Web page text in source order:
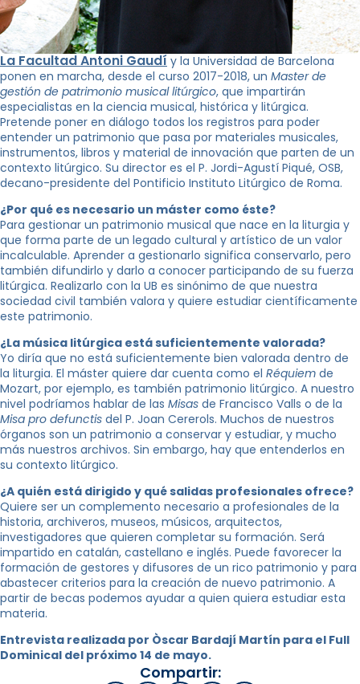
La Facultad Antoni Gaudí y la Universidad de Barcelona
ponen en marcha, desde el curso 2017-2018, un Master de
gestión de patrimonio musical litúrgico, que impartirán
especialistas en la ciencia musical, histórica y litúrgica.
Pretende poner en diálogo todos los registros para poder
entender un patrimonio que pasa por materiales musicales,
instrumentos, libros y material de innovación que parten de un
contexto litúrgico. Su director es el P. Jordi-Agustí Piqué, OSB,
decano-presidente del Pontificio Instituto Litúrgico de Roma.
¿Por qué es necesario un máster como éste?
Para gestionar un patrimonio musical que nace en la liturgia y
que forma parte de un legado cultural y artístico de un valor
incalculable. Aprender a gestionarlo significa conservarlo, pero
también difundirlo y darlo a conocer participando de su fuerza
litúrgica. Realizarlo con la UB es sinónimo de que nuestra
sociedad civil también valora y quiere estudiar científicamente
este patrimonio.
¿La música litúrgica está suficientemente valorada?
Yo diría que no está suficientemente bien valorada dentro de
la liturgia. El máster quiere dar cuenta como el Réquiem de
Mozart, por ejemplo, es también patrimonio litúrgico. A nuestro
nivel podríamos hablar de las Misas de Francisco Valls o de la
Misa pro defunctis del P. Joan Cererols. Muchos de nuestros
órganos son un patrimonio a conservar y estudiar, y mucho
más nuestros archivos. Sin embargo, hay que entenderlos en
su contexto litúrgico.
¿A quién está dirigido y qué salidas profesionales ofrece?
Quiere ser un complemento necesario a profesionales de la
historia, archiveros, museos, músicos, arquitectos,
investigadores que quieren completar su formación. Será
impartido en catalán, castellano e inglés. Puede favorecer la
formación de gestores y difusores de un rico patrimonio y para
abastecer criterios para la creación de nuevo patrimonio. A
partir de becas podemos ayudar a quien quiera estudiar esta
materia.
Entrevista realizada por Òscar Bardají Martín para el Full
Dominical del próximo 14 de mayo.
Compartir: